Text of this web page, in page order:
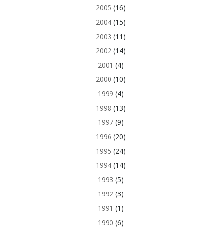
2005 (16)
2004(15)
2003 (11)
2002 (14)
2001 (4)
2000 (10)
1999 (4)
1998 (13)
1997(9)
1996 (20)
1995 (24)
1994(14)
1993 (5)
1992 (3)
1991 (1)
1990 (6)